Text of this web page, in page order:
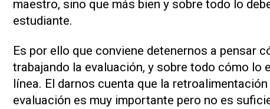
maestro, sino que más bien y sobre todo lo
estudiante.
Es por ello que conviene detenernos a pensar
trabajando la evaluación, y sobre todo cómo lo
línea. El darnos cuenta que la
evaluación es muy importante pero no es